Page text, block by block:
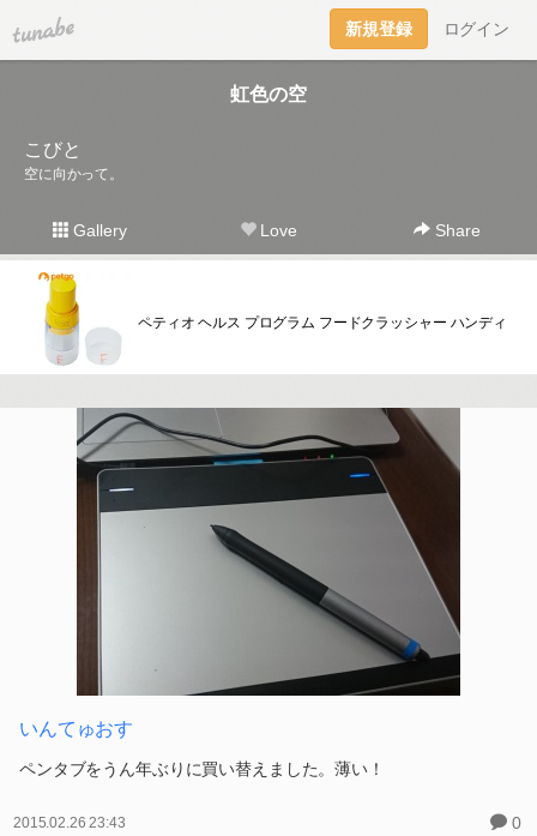
tuna.be 新規登録 ログイン
虹色の空
こびと
空に向かって。
Gallery Love Share
ペティオ ヘルス プログラム フードクラッシャー ハンディ
いんてゅおす
ペンタブをうん年ぶりに買い替えました。薄い！
2015.02.26 23:43 0